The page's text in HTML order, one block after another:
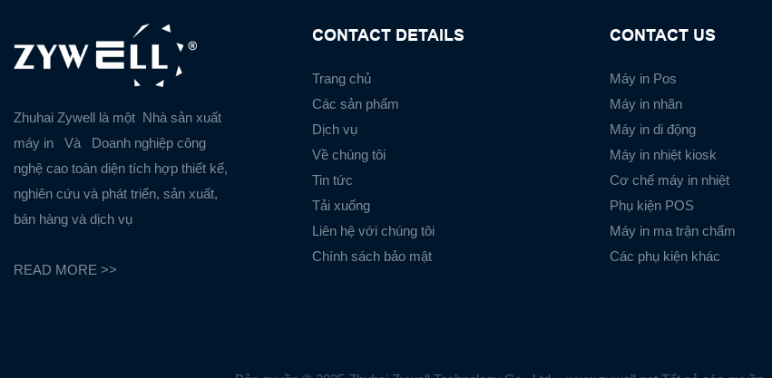
Zhuhai Zywell là một Nhà sản xuất
máy in
Và
Doanh nghiệp công
nghệ cao toàn diện tích hợp thiết kế,
nghiên cứu và phát triển, sản xuất,
bán hàng và dịch vụ
READ MORE >>
CONTACT DETAILS
Trang chủ
Các sản phẩm
Dịch vụ
Về chúng tôi
Tin tức
Tải xuống
Liên hệ với chúng tôi
Chính sách bảo mật
CONTACT US
Máy in Pos
Máy in nhãn
Máy in di động
Máy in nhiệt kiosk
Cơ chế máy in nhiệt
Phụ kiện POS
Máy in ma trận chấm
Các phụ kiện khác